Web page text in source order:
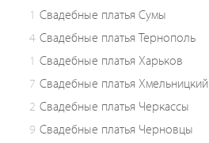
1 Свадебные платья Сумы
4 Свадебные платья Тернополь
1 Свадебные платья Харьков
7 Свадебные платья Хмельницкий
2 Свадебные платья Черкассы
9 Свадебные платья Черновцы